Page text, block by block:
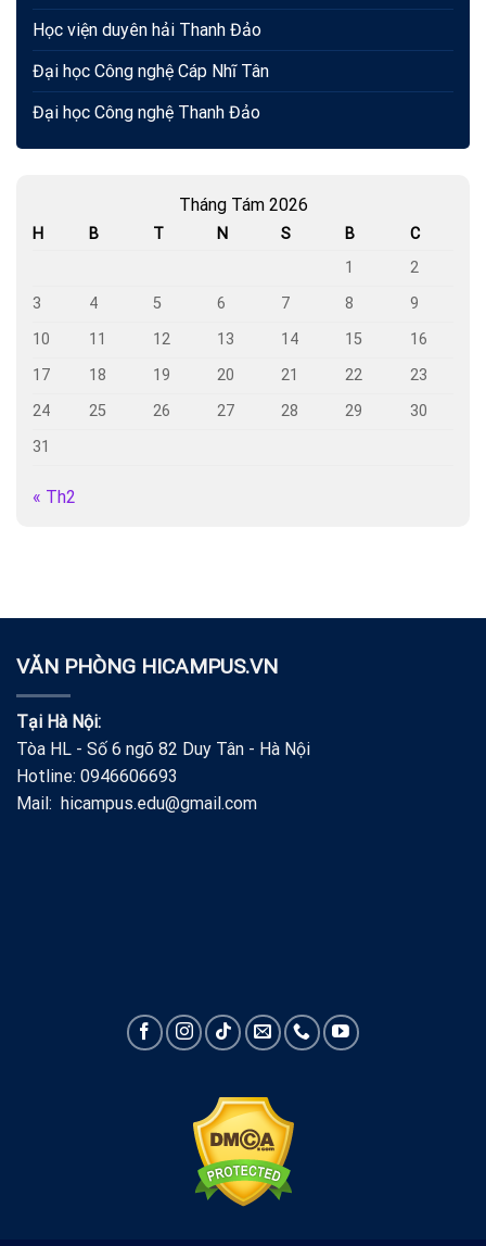
Học viện duyên hải Thanh Đảo
Đại học Công nghệ Cáp Nhĩ Tân
Đại học Công nghệ Thanh Đảo
Tháng Tám 2026
H B T N S B
C
1
2
3
4 5 6 7 8
9
10
11 12 13 14 15
16
17
18 19 20 21 22
23
24
25 26 27 28 29
30
31
« Th2
VĂN PHÒNG HICAMPUS.VN
Tại Hà Nội:
Tòa HL - Số 6 ngõ 82 Duy Tân - Hà Nội
Hotline: 0946606693
Mail: hicampus.edu@gmail.com